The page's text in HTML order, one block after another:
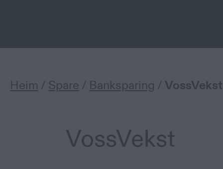
Heim / Spare / Banksparing / VossVekst
VossVekst